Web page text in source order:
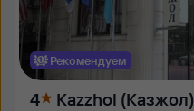
Рекомендуем
4 Kazzhol (Казжол)